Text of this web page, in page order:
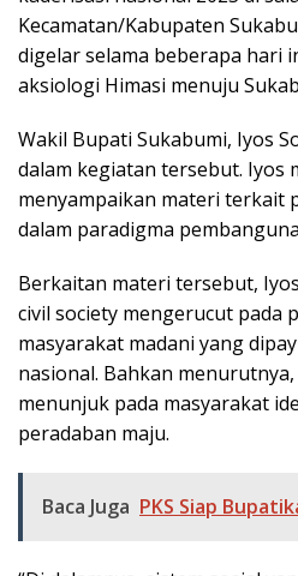
Kecamatan/Kabupaten
digelar selama beberapa hari
aksiologi Himasi menuju
Wakil Bupati Sukabumi, Iyos
dalam kegiatan tersebut. Iyos
menyampaikan materi terkait
dalam paradigma
Berkaitan materi tersebut,
civil society mengerucut pada
masyarakat madani yang
nasional. Bahkan
menunjuk pada masyarakat
peradaban maju.
Baca Juga PKS Siap